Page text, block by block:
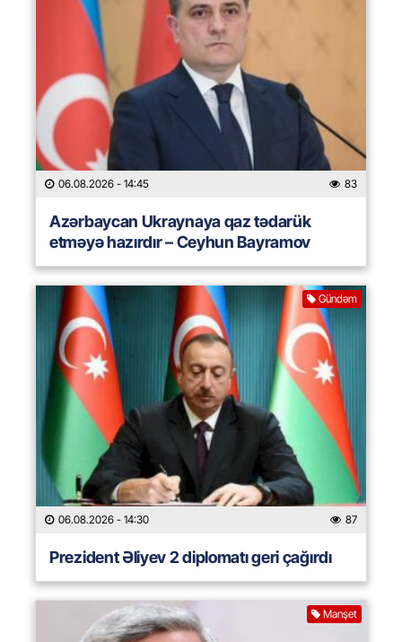
06.08.2026 - 14:45 83
Azərbaycan Ukraynaya qaz tədarük
etməyə hazırdır – Ceyhun Bayramov
Gündəm
06.08.2026 - 14:30 87
Prezident Əliyev 2 diplomatı geri çağırdı
Manşet